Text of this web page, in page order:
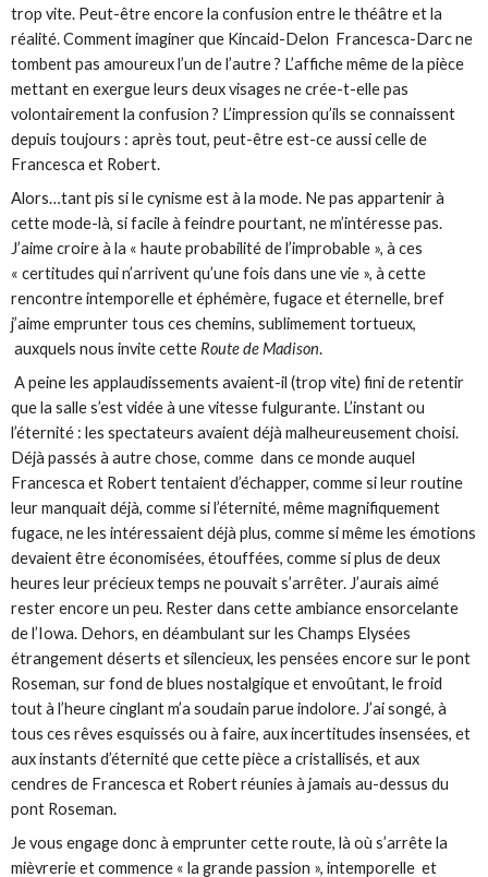
trop vite. Peut-être encore la confusion entre le théâtre et la
réalité. Comment imaginer que Kincaid-Delon Francesca-Darc ne
tombent pas amoureux l’un de l’autre ? L’affiche même de la pièce
mettant en exergue leurs deux visages ne crée-t-elle pas
volontairement la confusion ? L’impression qu’ils se connaissent
depuis toujours : après tout, peut-être est-ce aussi celle de
Francesca et Robert.
Alors…tant pis si le cynisme est à la mode. Ne pas appartenir à
cette mode-là, si facile à feindre pourtant, ne m’intéresse pas.
J’aime croire à la « haute probabilité de l’improbable », à ces
« certitudes qui n’arrivent qu’une fois dans une vie », à cette
rencontre intemporelle et éphémère, fugace et éternelle, bref
j’aime emprunter tous ces chemins, sublimement tortueux,
auxquels nous invite cette Route de Madison.
A peine les applaudissements avaient-il (trop vite) fini de retentir
que la salle s’est vidée à une vitesse fulgurante. L’instant ou
l’éternité : les spectateurs avaient déjà malheureusement choisi.
Déjà passés à autre chose, comme dans ce monde auquel
Francesca et Robert tentaient d’échapper, comme si leur routine
leur manquait déjà, comme si l’éternité, même magnifiquement
fugace, ne les intéressaient déjà plus, comme si même les émotions
devaient être économisées, étouffées, comme si plus de deux
heures leur précieux temps ne pouvait s’arrêter. J’aurais aimé
rester encore un peu. Rester dans cette ambiance ensorcelante
de l’Iowa. Dehors, en déambulant sur les Champs Elysées
étrangement déserts et silencieux, les pensées encore sur le pont
Roseman, sur fond de blues nostalgique et envoûtant, le froid
tout à l’heure cinglant m’a soudain parue indolore. J’ai songé, à
tous ces rêves esquissés ou à faire, aux incertitudes insensées, et
aux instants d’éternité que cette pièce a cristallisés, et aux
cendres de Francesca et Robert réunies à jamais au-dessus du
pont Roseman.
Je vous engage donc à emprunter cette route, là où s’arrête la
mièvrerie et commence « la grande passion », intemporelle et